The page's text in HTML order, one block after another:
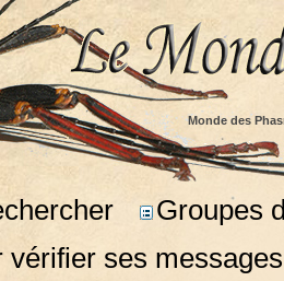
Monde des
Groupes
vérifier ses